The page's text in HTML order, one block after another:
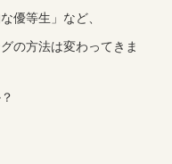
優等生」など、
の方法は変わってきま